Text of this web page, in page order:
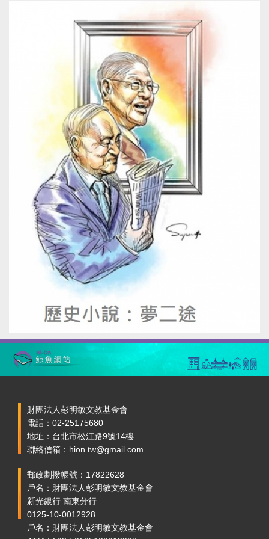
財團法人彭明敏文教基金會
電話：02-25175680
地址：台北市松江路9號14樓
聯絡信箱：hion.tw@gmail.com
郵政劃撥帳號：17822628
戶名：財團法人彭明敏文教基金會
新光銀行 南東分行
0125-10-0012928
戶名：財團法人彭明敏文教基金會